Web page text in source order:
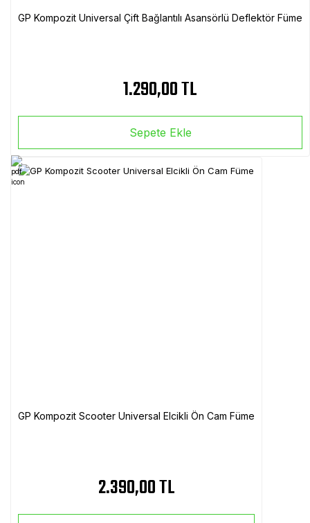
GP Kompozit Universal Çift Bağlantılı Asansörlü Deflektör Füme
1.290,00 TL
Sepete Ekle
GP Kompozit Scooter Universal Elcikli Ön Cam Füme
2.390,00 TL